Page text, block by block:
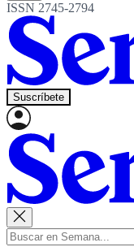
ISSN 2745-2794
Suscríbete